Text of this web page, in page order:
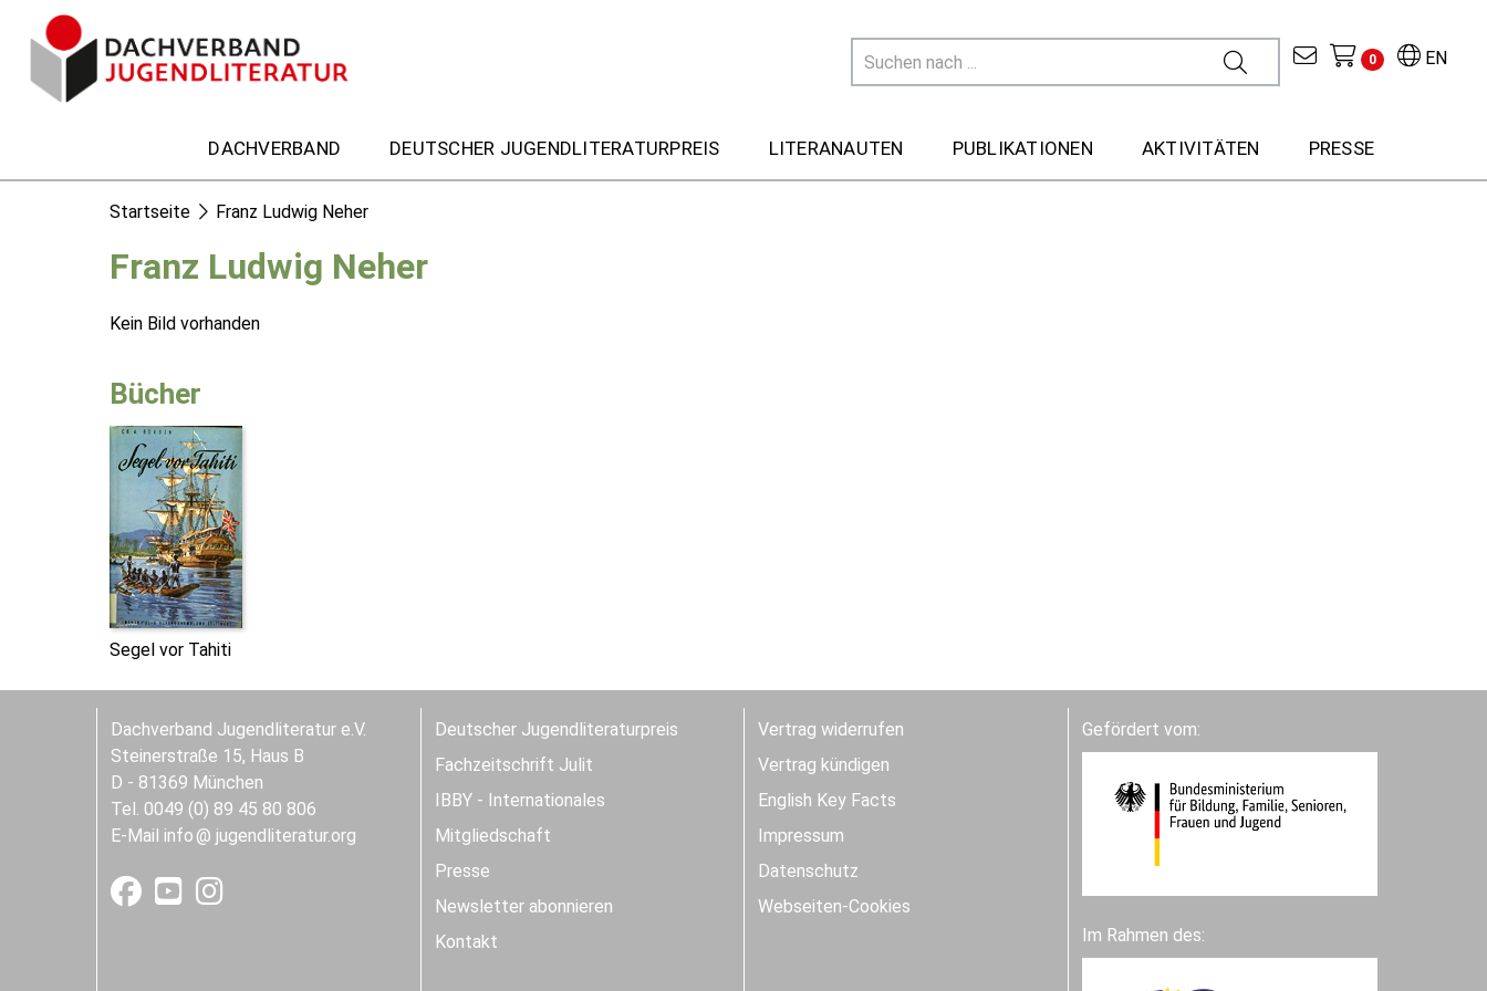
EN
0
DACHVERBAND DEUTSCHER JUGENDLITERATURPREIS LITERANAUTEN PUBLIKATIONEN AKTIVITÄTEN PRESSE
Startseite Franz Ludwig Neher
Franz Ludwig Neher
Kein Bild vorhanden
Bücher
Segel vor Tahiti
Dachverband Jugendliteratur e.V.
Steinerstraße 15, Haus B
D - 81369 München
Tel. 0049 (0) 89 45 80 806
E-Mail info jugendliteratur.org
Deutscher Jugendliteraturpreis
Fachzeitschrift Julit
IBBY - Internationales
Mitgliedschaft
Presse
Newsletter abonnieren
Kontakt
Vertrag widerrufen
Vertrag kündigen
English Key Facts
Impressum
Datenschutz
Webseiten-Cookies
Gefördert vom:
Im Rahmen des: